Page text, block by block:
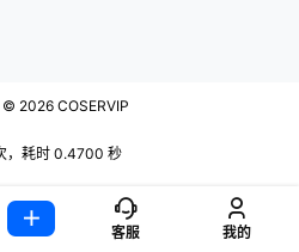
© 2026 COSERVIP
，耗时 0.4700 秒
客服 我的